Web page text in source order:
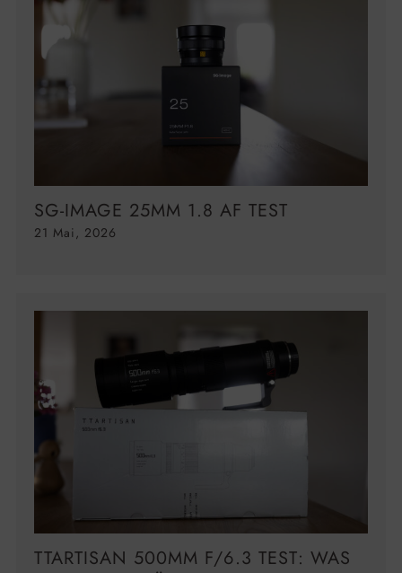
SG-IMAGE 25MM 1.8 AF TEST
21 Mai, 2026
TTARTISAN 500MM F/6.3 TEST: WAS